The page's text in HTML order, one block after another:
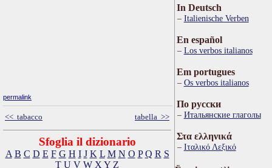
permalink
<< tabacco tabella >>
Sfoglia il dizionario
A B C D E F G H I J K L M N O P Q R S
T U V W X Y Z
In Deutsch
Italienische Verben
En español
Los verbos italianos
Em portugues
Os verbos italianos
По русски
Итальянские глаголы
Στα ελληνικά
Ιταλικό Λεξικό